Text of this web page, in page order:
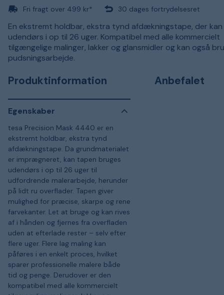
Fri fragt over 499 kr* 30 dages fortrydelsesret
En ekstremt holdbar, ekstra tynd afdækningstape, der
udendørs i op til 26 uger. Kompatibel med alle kommercielt
tilgængelige malinger, lakker og glansmidler og kan også
pudsningsarbejde.
Produktinformation
Egenskaber
tesa Precision Mask 4440 er en
ekstremt holdbar, ekstra tynd
afdækningstape. Da grundmaterialet
er imprægneret, kan tapen bruges
udendørs i op til 26 uger til
udfordrende malerarbejde, herunder
på lidt ru overflader. Tapen giver
mulighed for præcise, skarpe og rene
farvekanter. Let at bruge og kan rives
af i hånden og fjernes fra overfladen
uden at efterlade rester – selv efter
flere uger. Flere lag maling kan
påføres i en enkelt proces, hvilket
sparer professionelle malere både
tid og penge. Derudover er den
kompatibel med alle kommercielt
Anbefalet